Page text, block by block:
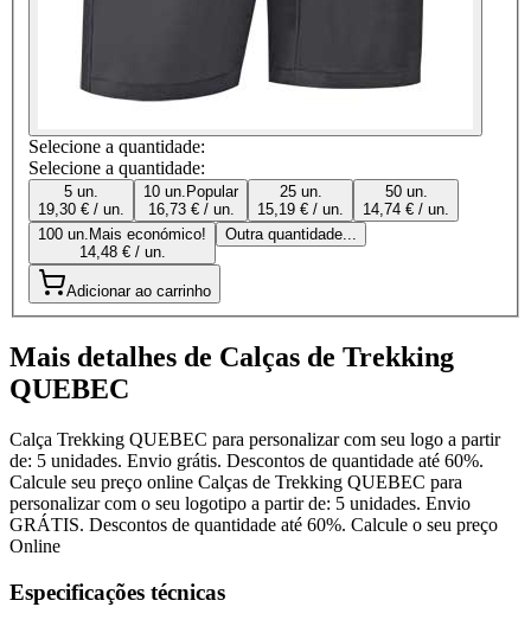
Selecione a quantidade:
Selecione a quantidade:
5 un.
19,30 € / un.
10 un. Popular
16,73 € / un.
25 un.
15,19 € / un.
50 un.
14,74 € / un.
100 un. Mais económico!
14,48 € / un.
Outra quantidade...
Adicionar ao carrinho
Mais detalhes de Calças de Trekking
QUEBEC
Calça Trekking QUEBEC para personalizar com seu logo a partir
de: 5 unidades. Envio grátis. Descontos de quantidade até 60%.
Calcule seu preço online Calças de Trekking QUEBEC para
personalizar com o seu logotipo a partir de: 5 unidades. Envio
GRÁTIS. Descontos de quantidade até 60%. Calcule o seu preço
Online
Especificações técnicas